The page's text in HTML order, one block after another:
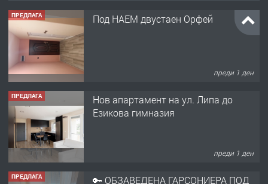
ПРЕДЛАГА
Нов апартамент на ул. Липа до
преди 1 ден
ПРЕДЛАГА
🔑 ОБЗАВЕДЕНА ГАРСОНИЕРА ПОД
НАЕМ В КВ. „ОРФЕЙ“ – ДО
преди 2 дни
ПРЕДЛАГА
НАПЪЛНО ОБЗАВЕДЕН И